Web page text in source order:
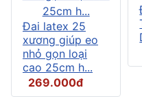
Đai latex 25
xương giúp eo
nhỏ gọn loại
cao 25cm h...
269.000đ